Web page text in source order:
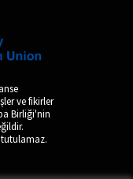
ve fikirler
Birliği'nin